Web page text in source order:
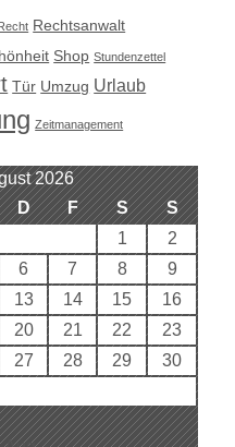
Rechtsanwalt
Shop Stundenzettel
Tür Umzug Urlaub
Zeitmanagement
2026
D F S
S
1
2
6 7 8
9
13 14 15
16
20 21 22
23
27 28 29
30